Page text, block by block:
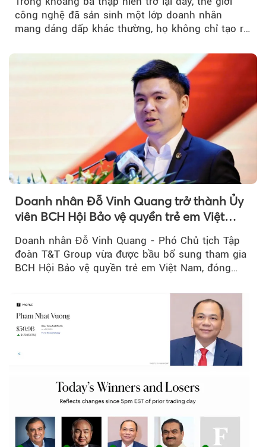
công nghệ đã sản sinh một lớp doanh nhân
mang dáng dấp khác thường, họ không chỉ tạo ra
Doanh nhân Đỗ Vinh Quang trở thành Ủy
viên BCH Hội Bảo vệ quyền trẻ em Việt
Nam, mở rộng vai trò...
Doanh nhân Đỗ Vinh Quang - Phó Chủ tịch Tập
đoàn T&T Group vừa được bầu bổ sung tham gia
BCH Hội Bảo vệ quyền trẻ em Việt Nam, đóng